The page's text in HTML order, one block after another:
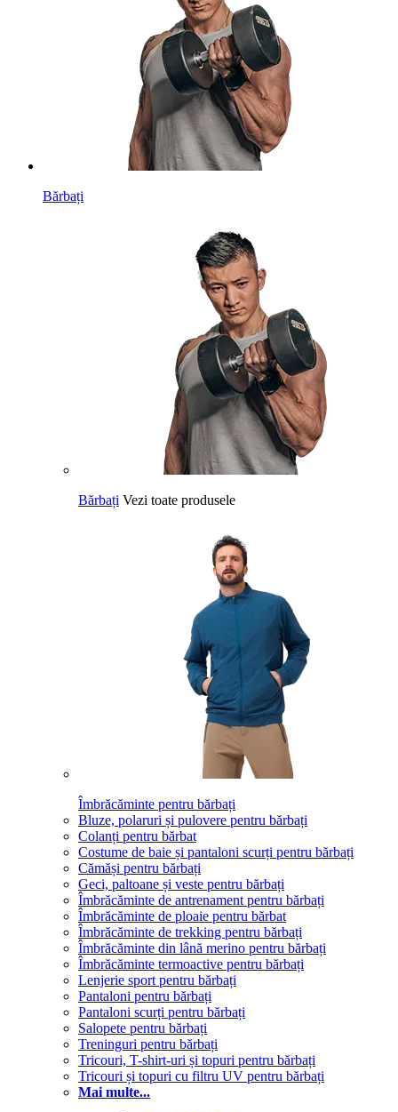
Bărbați
Bărbați Vezi toate produsele
Îmbrăcăminte pentru bărbați
Bluze, polaruri și pulovere pentru bărbați
Colanți pentru bărbat
Costume de baie și pantaloni scurți pentru bărbați
Cămăși pentru bărbați
Geci, paltoane și veste pentru bărbați
Îmbrăcăminte de antrenament pentru bărbați
Îmbrăcăminte de ploaie pentru bărbat
Îmbrăcăminte de trekking pentru bărbați
Îmbrăcăminte din lână merino pentru bărbați
Îmbrăcăminte termoactive pentru bărbați
Lenjerie sport pentru bărbați
Pantaloni pentru bărbați
Pantaloni scurți pentru bărbați
Salopete pentru bărbați
Treninguri pentru bărbați
Tricouri, T-shirt-uri și topuri pentru bărbați
Tricouri și topuri cu filtru UV pentru bărbați
Mai multe...